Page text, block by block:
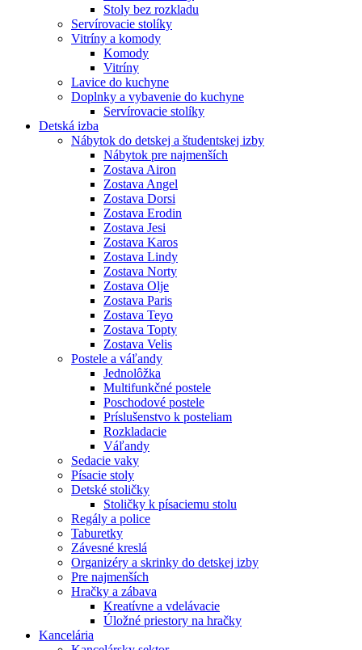
Stoly bez rozkladu
Servírovacie stolíky
Vitríny a komody
Komody
Vitríny
Lavice do kuchyne
Doplnky a vybavenie do kuchyne
Servírovacie stolíky
Detská izba
Nábytok do detskej a študentskej izby
Nábytok pre najmenších
Zostava Airon
Zostava Angel
Zostava Dorsi
Zostava Erodin
Zostava Jesi
Zostava Karos
Zostava Lindy
Zostava Norty
Zostava Olje
Zostava Paris
Zostava Teyo
Zostava Topty
Zostava Velis
Postele a váľandy
Jednolôžka
Multifunkčné postele
Poschodové postele
Príslušenstvo k posteliam
Rozkladacie
Váľandy
Sedacie vaky
Písacie stoly
Detské stoličky
Stoličky k písaciemu stolu
Regály a police
Taburetky
Závesné kreslá
Organizéry a skrinky do detskej izby
Pre najmenších
Hračky a zábava
Kreatívne a vdelávacie
Úložné priestory na hračky
Kancelária